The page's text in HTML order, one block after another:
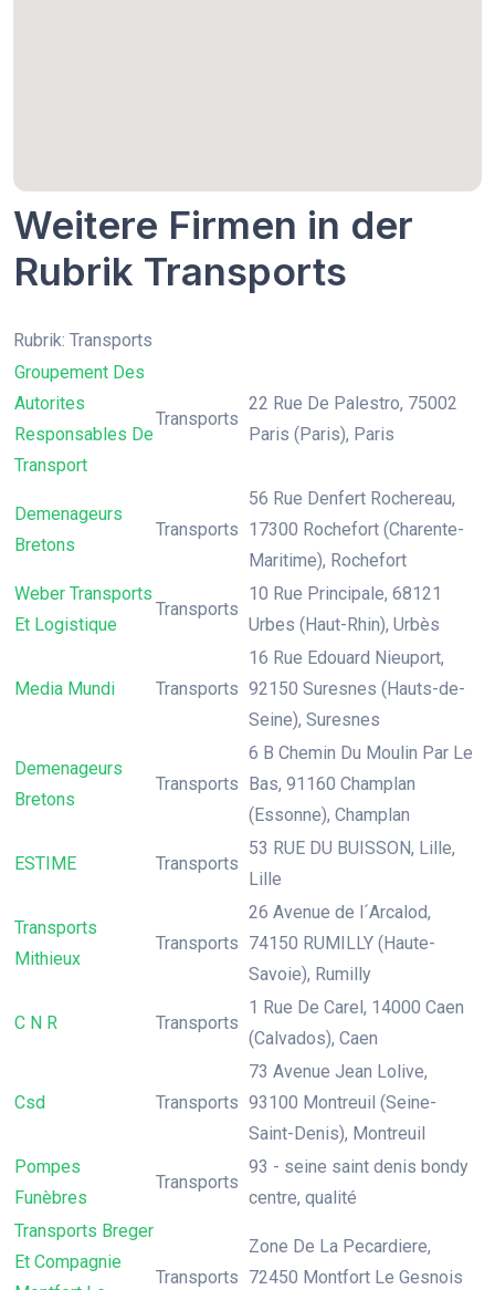
Weitere Firmen in der
Rubrik Transports
Rubrik: Transports
Groupement Des
Autorites
Responsables De
Transport
Transports
22 Rue De Palestro, 75002
Paris (Paris), Paris
Demenageurs
Bretons
Transports
56 Rue Denfert Rochereau,
17300 Rochefort (Charente-
Maritime), Rochefort
Weber Transports
Et Logistique
Transports
10 Rue Principale, 68121
Urbes (Haut-Rhin), Urbès
Media Mundi Transports
16 Rue Edouard Nieuport,
92150 Suresnes (Hauts-de-
Seine), Suresnes
Demenageurs
Bretons
Transports
6 B Chemin Du Moulin Par Le
Bas, 91160 Champlan
(Essonne), Champlan
ESTIME Transports
53 RUE DU BUISSON, Lille,
Lille
Transports
Mithieux
Transports
26 Avenue de l´Arcalod,
74150 RUMILLY (Haute-
Savoie), Rumilly
C N R Transports
1 Rue De Carel, 14000 Caen
(Calvados), Caen
Csd Transports
73 Avenue Jean Lolive,
93100 Montreuil (Seine-
Saint-Denis), Montreuil
Pompes
Funèbres
Transports
93 - seine saint denis bondy
centre, qualité
Transports Breger
Et Compagnie
Transports
Zone De La Pecardiere,
72450 Montfort Le Gesnois